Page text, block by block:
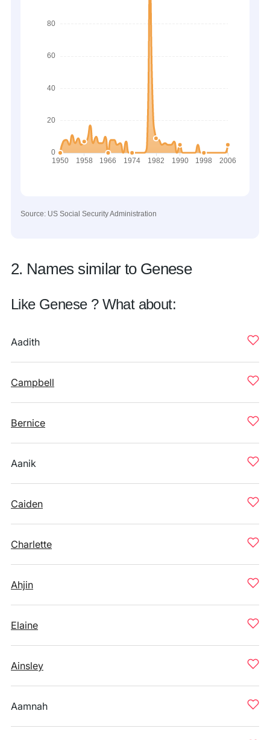
Source: US Social Security Administration
2. Names similar to Genese
Like Genese ? What about:
Aadith
Campbell
Bernice
Aanik
Caiden
Charlette
Ahjin
Elaine
Ainsley
Aamnah